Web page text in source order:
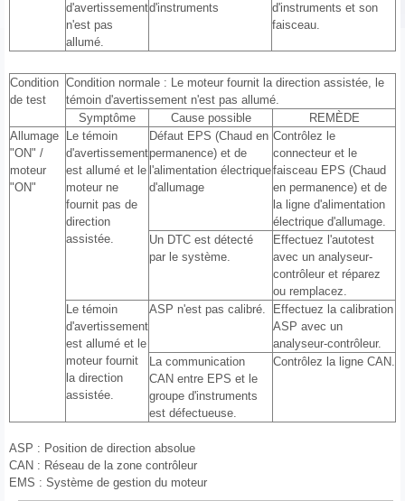
d'avertissement
n'est pas
allumé.
d'instruments
d'instruments et son
faisceau.
Condition
de test
Condition normale : Le moteur fournit la direction assistée, le
témoin d'avertissement n'est pas allumé.
Symptôme
Cause possible
REMÈDE
Allumage
"ON" /
moteur
"ON"
Le témoin
d'avertissement
est allumé et le
moteur ne
fournit pas de
direction
assistée.
Défaut EPS (Chaud en
permanence) et de
l'alimentation électrique
d'allumage
Contrôlez le
connecteur et le
faisceau EPS (Chaud
en permanence) et de
la ligne d'alimentation
électrique d'allumage.
Un DTC est détecté
par le système.
Effectuez l'autotest
avec un analyseur-
contrôleur et réparez
ou remplacez.
Le témoin
d'avertissement
est allumé et le
moteur fournit
la direction
assistée.
ASP n'est pas calibré.
Effectuez la calibration
ASP avec un
analyseur-contrôleur.
La communication
CAN entre EPS et le
groupe d'instruments
est défectueuse.
Contrôlez la ligne CAN.
ASP : Position de direction absolue
CAN : Réseau de la zone contrôleur
EMS : Système de gestion du moteur